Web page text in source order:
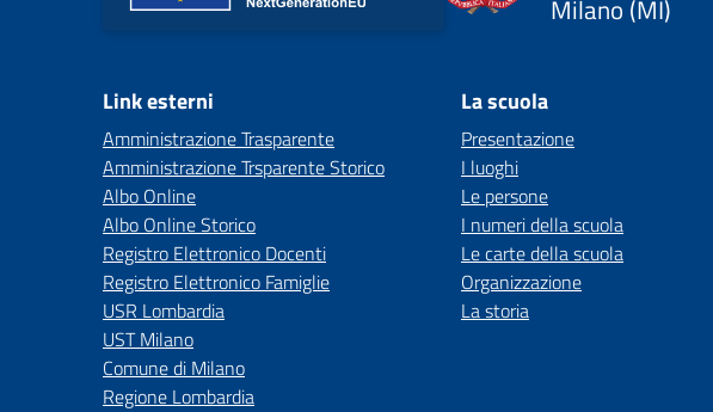
Milano (MI)
Link esterni
Amministrazione Trasparente
Amministrazione Trsparente Storico
Albo Online
Albo Online Storico
Registro Elettronico Docenti
Registro Elettronico Famiglie
USR Lombardia
UST Milano
Comune di Milano
Regione Lombardia
La scuola
Presentazione
I luoghi
Le persone
I numeri della scuola
Le carte della scuola
Organizzazione
La storia